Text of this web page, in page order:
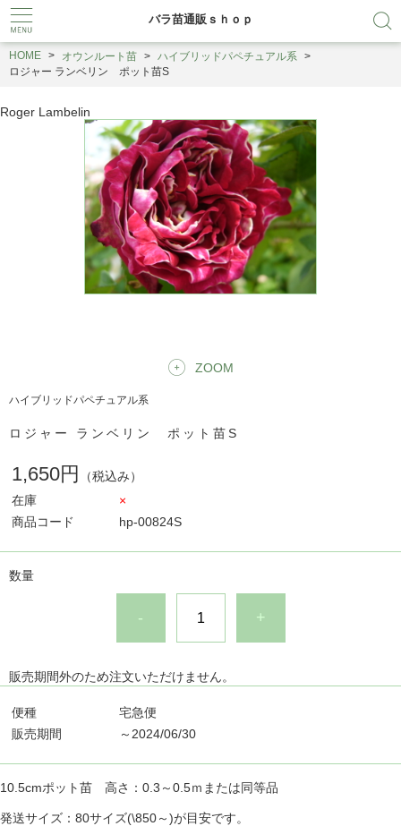
バラ苗通販ｓｈｏｐ
HOME オウンルート苗
ハイブリッドパペチュアル系
ロジャー ランベリン ポット苗S
Roger Lambelin
ZOOM
ハイブリッドパペチュアル系
ロジャー ランベリン ポット苗S
1,650円
（税込み）
在庫
×
商品コード
hp-00824S
数量
- +
販売期間外のため注文いただけません。
便種
宅急便
販売期間
～2024/06/30
10.5cmポット苗 高さ：0.3～0.5ｍまたは同等品
発送サイズ：80サイズ(\850～)が目安です。